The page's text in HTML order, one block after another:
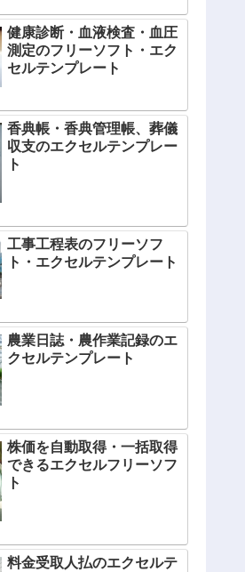
健康診断・血液検査・血圧
測定のフリーソフト・エク
セルテンプレート
香典帳・香典管理帳、葬儀
収支のエクセルテンプレー
ト
工事工程表のフリーソフ
ト・エクセルテンプレート
農業日誌・農作業記録のエ
クセルテンプレート
株価を自動取得・一括取得
できるエクセルフリーソフ
ト
料金受取人払のエクセルテ